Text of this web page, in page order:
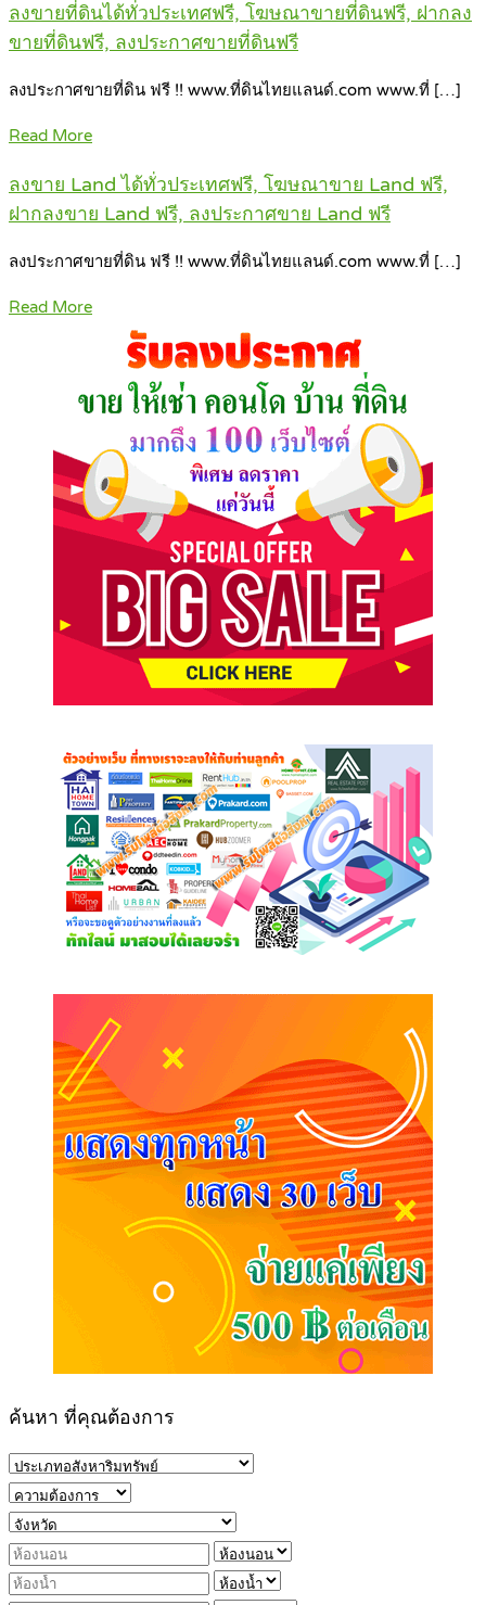
ลงขายที่ดินได้ทั่วประเทศฟรี, โฆษณาขายที่ดินฟรี, ฝากลง
ขายที่ดินฟรี, ลงประกาศขายที่ดินฟรี
ลงประกาศขายที่ดิน ฟรี !! www.ที่ดินไทยแลนด์.com www.ที่ […]
Read More
ลงขาย Land ได้ทั่วประเทศฟรี, โฆษณาขาย Land ฟรี,
ฝากลงขาย Land ฟรี, ลงประกาศขาย Land ฟรี
ลงประกาศขายที่ดิน ฟรี !! www.ที่ดินไทยแลนด์.com www.ที่ […]
Read More
ค้นหา ที่คุณต้องการ